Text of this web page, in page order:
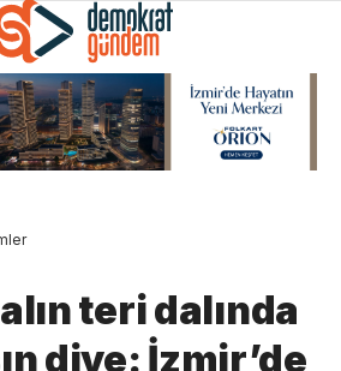
teri dalında
diye: İzmir’de